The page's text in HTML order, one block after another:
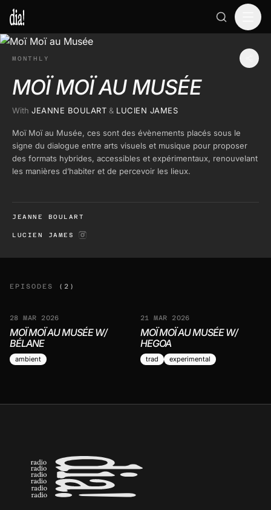
MONTHLY
MOÏ MOÏ AU MUSÉE
With JEANNE BOULART & LUCIEN JAMES
Moï Moï au Musée, ces sont des évènements placés sous le
signe du dialogue entre arts visuels et musique pour proposer
des formats hybrides, accessibles et expérimentaux, renouvelant
les manières d’habiter et de percevoir les lieux.
JEANNE BOULART
LUCIEN JAMES
EPISODES (2)
28 MAR 2026
MOÏ MOÏ AU MUSÉE W/
BÉLANE
ambient
21 MAR 2026
MOÏ MOÏ AU MUSÉE W/
HEGOA
trad experimental